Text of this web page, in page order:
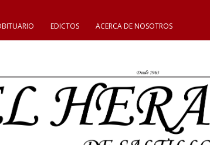
EDICTOS ACERCA DE NOSOTROS